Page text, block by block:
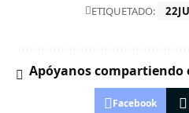
ETIQUETADO:
Apóyanos compartiendo
Facebook